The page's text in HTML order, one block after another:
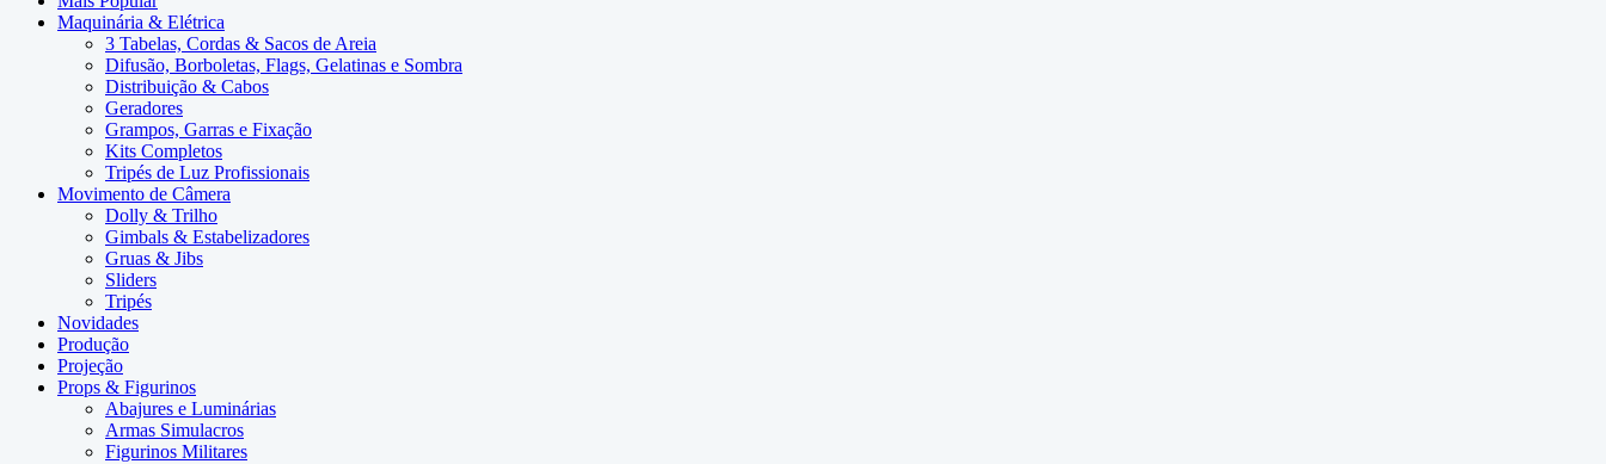
Maquinária & Elétrica
3 Tabelas, Cordas & Sacos de Areia
Difusão, Borboletas, Flags, Gelatinas e Sombra
Distribuição & Cabos
Geradores
Grampos, Garras e Fixação
Kits Completos
Tripés de Luz Profissionais
Movimento de Câmera
Dolly & Trilho
Gimbals & Estabelizadores
Gruas & Jibs
Sliders
Tripés
Novidades
Produção
Projeção
Props & Figurinos
Abajures e Luminárias
Armas Simulacros
Figurinos Militares